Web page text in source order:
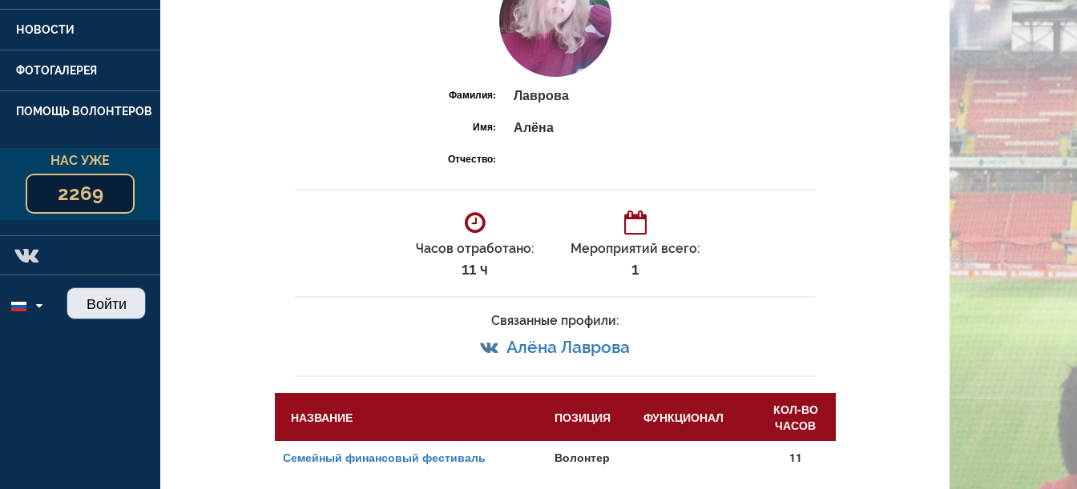
НОВОСТИ
ФОТОГАЛЕРЕЯ
ПОМОЩЬ ВОЛОНТЕРОВ
НАС УЖЕ
2269
Войти
Фамилия: Лаврова
Имя: Алёна
Отчество:
Часов отработано:
11 ч
Мероприятий всего:
1
Связанные профили:
Алёна Лаврова
НАЗВАНИЕ ПОЗИЦИЯ ФУНКЦИОНАЛ
КОЛ-ВО
ЧАСОВ
Семейный финансовый фестиваль
Волонтер 11